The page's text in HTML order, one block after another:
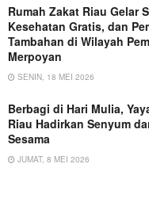
Rumah Zakat Riau Gelar
Kesehatan Gratis, dan
Tambahan di Wilayah
Merpoyan
SENIN, 18 MEI 2026
Berbagi di Hari Mulia,
Riau Hadirkan Senyum
Sesama
JUMAT, 8 MEI 2026